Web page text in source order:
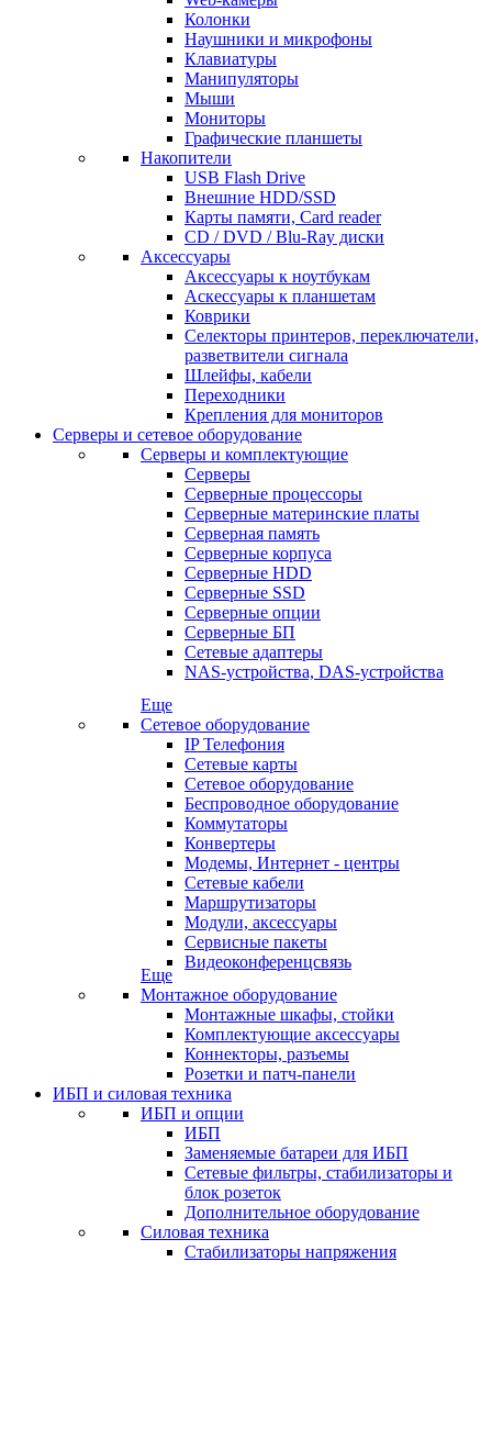
Колонки
Наушники и микрофоны
Клавиатуры
Манипуляторы
Мыши
Мониторы
Графические планшеты
Накопители
USB Flash Drive
Внешние HDD/SSD
Карты памяти, Card reader
CD / DVD / Blu-Ray диски
Аксессуары
Аксессуары к ноутбукам
Аскессуары к планшетам
Коврики
Селекторы принтеров, переключатели,
разветвители сигнала
Шлейфы, кабели
Переходники
Крепления для мониторов
Серверы и сетевое оборудование
Серверы и комплектующие
Серверы
Серверные процессоры
Серверные материнские платы
Серверная память
Серверные корпуса
Серверные HDD
Серверные SSD
Серверные опции
Серверные БП
Сетевые адаптеры
NAS-устройства, DAS-устройства
Еще
Сетевое оборудование
IP Телефония
Сетевые карты
Сетевое оборудование
Беспроводное оборудование
Коммутаторы
Конвертеры
Модемы, Интернет - центры
Сетевые кабели
Маршрутизаторы
Модули, аксессуары
Сервисные пакеты
Видеоконференцсвязь
Еще
Монтажное оборудование
Монтажные шкафы, стойки
Комплектующие аксессуары
Коннекторы, разъемы
Розетки и патч-панели
ИБП и силовая техника
ИБП и опции
ИБП
Заменяемые батареи для ИБП
Сетевые фильтры, стабилизаторы и
блок розеток
Дополнительное оборудование
Силовая техника
Стабилизаторы напряжения